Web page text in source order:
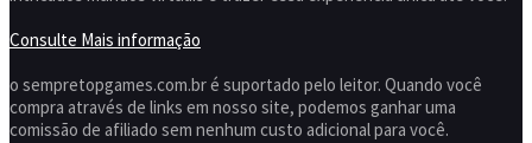
Consulte Mais informação
o sempretopgames.com.br é suportado pelo leitor. Quando você
compra através de links em nosso site, podemos ganhar uma
comissão de afiliado sem nenhum custo adicional para você.